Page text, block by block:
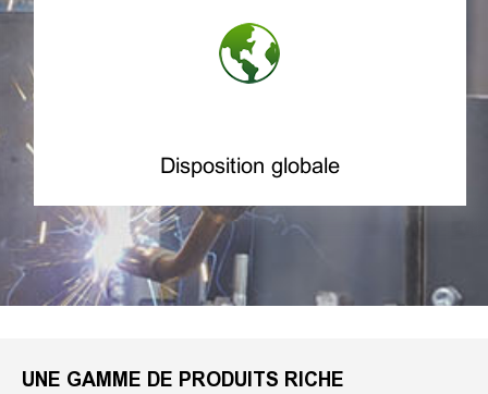
Disposition globale
UNE GAMME DE PRODUITS RICHE